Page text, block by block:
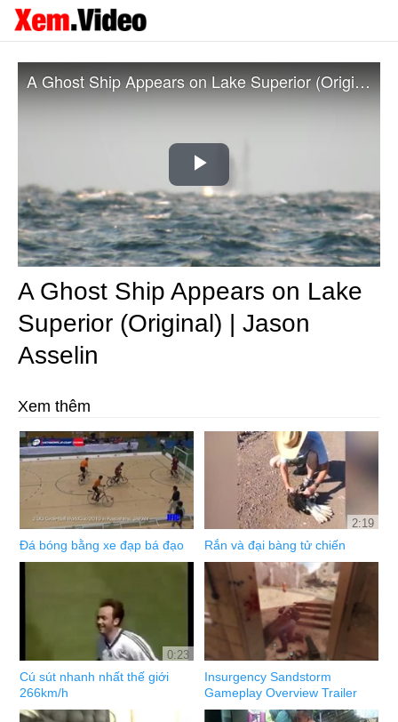
Play
Video
A Ghost Ship Appears on Lake Superior (Original) | Jason Asselin
A Ghost Ship Appears on Lake
Superior (Original) | Jason
Asselin
Xem thêm
Đá bóng bằng xe đạp bá đạo
2:19
Rắn và đại bàng tử chiến
0:23
Cú sút nhanh nhất thế giới
266km/h
Insurgency Sandstorm
Gameplay Overview Trailer